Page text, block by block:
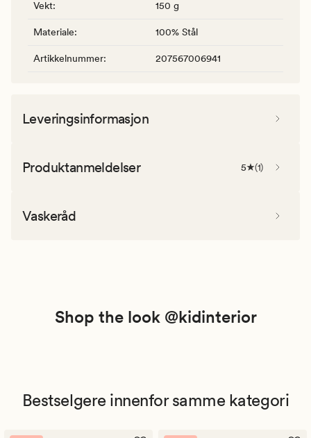
Vekt: 150 g
Materiale: 100% Stål
Artikkelnummer: 207567006941
Leveringsinformasjon
Produktanmeldelser 5 (1)
Vaskeråd
Shop the look @kidinterior
Bestselgere innenfor samme kategori